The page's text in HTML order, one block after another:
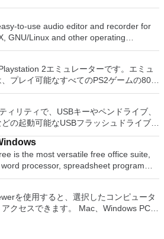
ク管理ユーティリティです。パーティシ
テムドライブ用）、ディスク領域の管
パーティションテーブル（GPT）ディス
の問題の解決を可能にします。 パーテ
/移動システムドライブを拡張するディ
をコピーパーティションをマージ分割パ
を再分配するダイナミックディスクの変
復する
to-use audio editor and recorder for
GNU/Linux and other operating
live audio. Convert
recordings or CDs. Edit Ogg
files. Cut, copy, splice or mix
Add new effects with LADSPA plug-ins. And more!
2エミュレーターです。エミュ
プレイ可能なすべてのPS2ゲームの80％
かなり強力なコンピューターを所有して
れたエミュレーターです。また、この
ーエンドコンピューターのサポートも提
2コンソールのすべての所有者は、
とができます。 PCSX2エミュレ
PS2コントローラーを使用して、本物の
験をシミュレートできます。このアプリ
スクからゲームを直接実行することも、
イメージとして実行することもできま
：ボタンを1つ
の現在の「状態」を保存できます。 無制
：好きなだけメモリーカードを保存でき、
ィリティで、USBキーやペンドライブ、
の起動可能なUSBフラッシュドライブを
Rufusは、次のシナリオで
ールメディアを作成する必要がある場
ある場合。 低レベルのユーティリティ
の* ISOで動作しま
、BartPE / pebuilder、CentOS、
is the most versatile free office suite,
processor, spreadsheet program
With these three programs you will
any office related tasks. WPS
multiple language support for English,
Portuguese,Russian and Polish
を使用すると、選択したコンピュータ
クセスできます。 Mac、Windows PC、